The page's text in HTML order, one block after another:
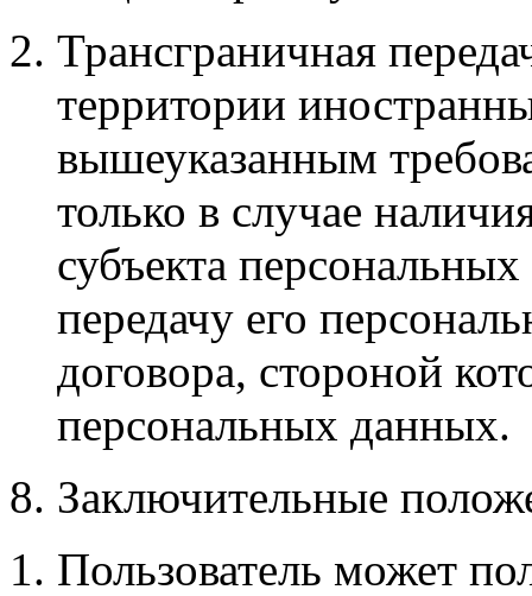
Трансграничная
территории
вышеуказанным
только в случае
субъекта
передачу его
договора, стороной
персональных данных.
8. Заключительные
Пользователь может